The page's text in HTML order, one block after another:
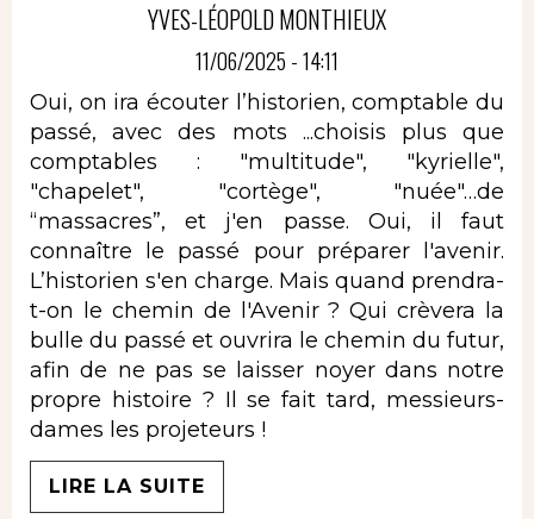
YVES-LÉOPOLD MONTHIEUX
11/06/2025 - 14:11
Oui, on ira écouter l’historien, comptable du
passé, avec des mots ...choisis plus que
comptables : "multitude", "kyrielle",
"chapelet", "cortège", "nuée"…de
“massacres”, et j'en passe. Oui, il faut
connaître le passé pour préparer l'avenir.
L’historien s'en charge. Mais quand prendra-
t-on le chemin de l'Avenir ? Qui crèvera la
bulle du passé et ouvrira le chemin du futur,
afin de ne pas se laisser noyer dans notre
propre histoire ? Il se fait tard, messieurs-
dames les projeteurs !
LIRE LA SUITE